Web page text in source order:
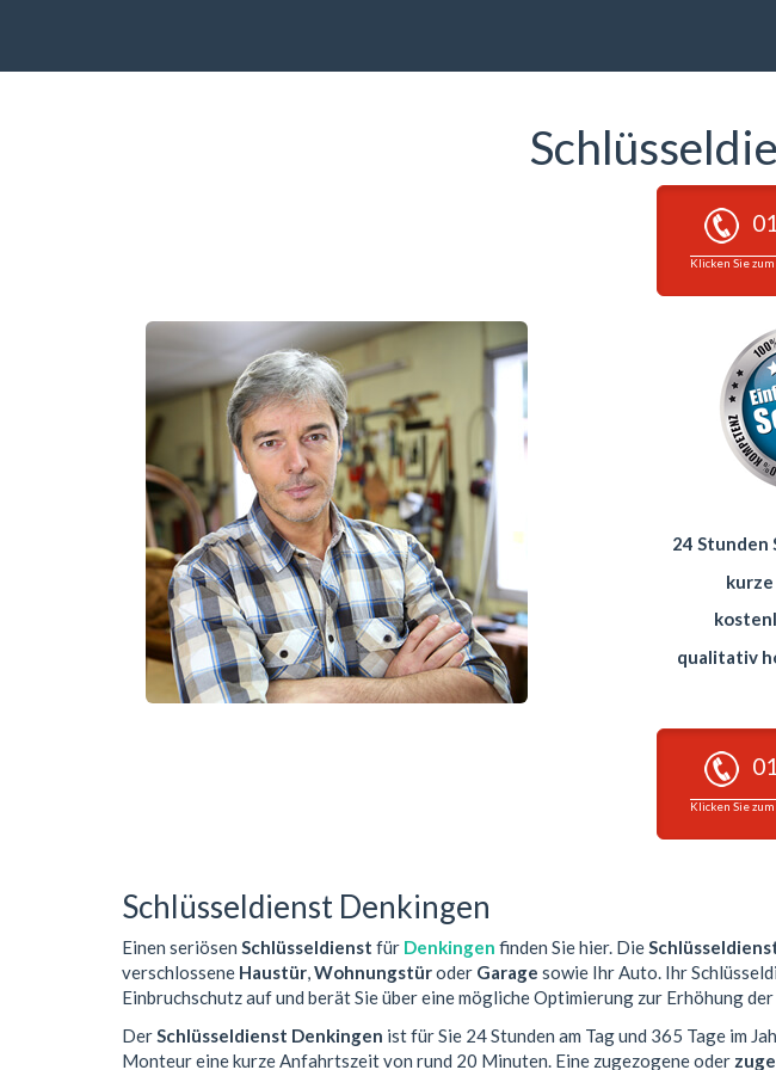
Klicken Sie
24 Stunden
qualitativ
Klicken Sie
Schlüsseldienst Denkingen
Einen seriösen Schlüsseldienst für Denkingen finden Sie hier. Die
verschlossene Haustür,Wohnungstüroder Garage sowie Ihr Auto. Ihr
Einbruchschutz auf und berät Sie über eine mögliche Optimierung zur Erhöhung
DerSchlüsseldienst Denkingen ist für Sie 24 Stunden am Tag und 365 Tage im
Monteur eine kurze Anfahrtszeit von rund 20 Minuten. Eine zugezogene oder